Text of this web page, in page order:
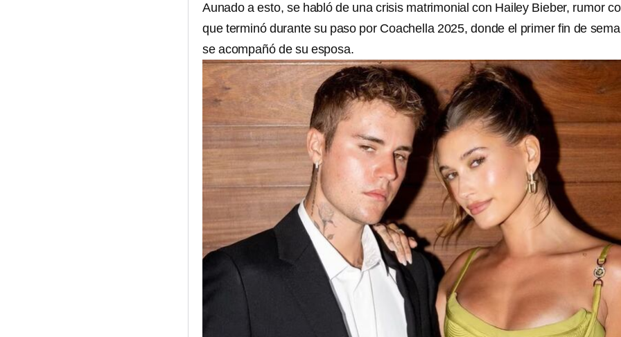
Aunado a esto, se habló de una crisis matrimonial con Hailey Bieber, rumor
que terminó durante su paso por Coachella 2025, donde el primer fin de
se acompañó de su esposa.